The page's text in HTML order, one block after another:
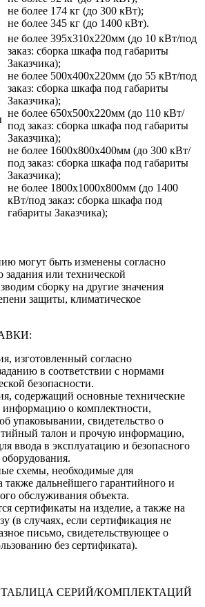
не более 174 кг (до 300 кВт);
не более 345 кг (до 1400 кВт).
не более 395х310х220мм (до 10 кВт/под
заказ: сборка шкафа под габариты
Заказчика);
не более 500х400х220мм (до 55 кВт/под
заказ: сборка шкафа под габариты
Заказчика);
не более 650х500х220мм (до 110 кВт/
под заказ: сборка шкафа под габариты
Заказчика);
не более 1600х800х400мм (до 300 кВт/
под заказ: сборка шкафа под габариты
Заказчика);
не более 1800х1000х800мм (до 1400
кВт/под заказ: сборка шкафа под
габариты Заказчика);
могут быть изменены согласно
задания или технической
сборку на другие значения
защиты, климатическое
изготовленный согласно
в соответствии с нормами
безопасности.
содержащий основные технические
о комплектности,
упаковывании, свидетельство о
талон и прочую информацию,
ввода в эксплуатацию и безопасного
схемы, необходимые для
также дальнейшего гарантийного и
обслуживания объекта.
сертификаты на изделие, а также на
(в случаях, если сертификация не
письмо, свидетельствующее о
без сертификата).
СЕРИЙ/КОМПЛЕКТАЦИЙ